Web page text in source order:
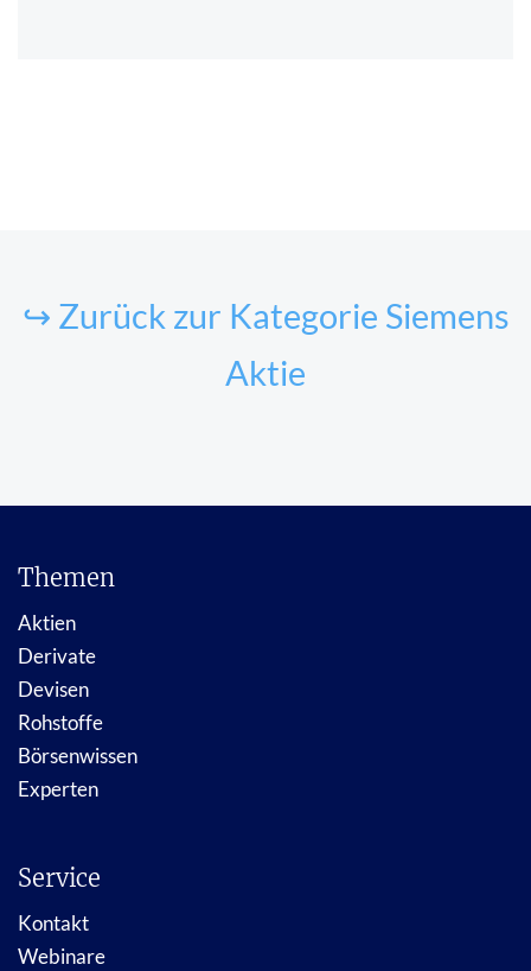
↪ Zurück zur Kategorie Siemens
Aktie
Themen
Aktien
Derivate
Devisen
Rohstoffe
Börsenwissen
Experten
Service
Kontakt
Webinare